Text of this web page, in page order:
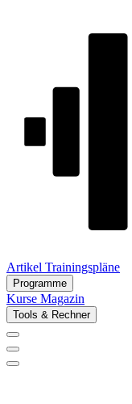
Artikel Trainingspläne
Programme
Kurse Magazin
Tools & Rechner